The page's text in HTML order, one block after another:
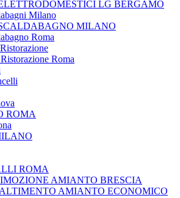
LG BERGAMO
Milano
MILANO
Roma
Roma
ROMA
ROMA
AMIANTO BRESCIA
AMIANTO ECONOMICO